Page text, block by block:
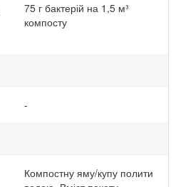
75 г бактерій на 1,5 м³
компосту
-
Компостну яму/купу полити